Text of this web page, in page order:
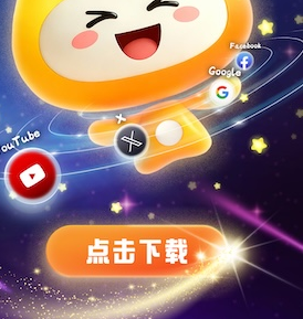
快连加速器
原子加速器
加速器
纵云梯加速器
哇哇加速器
飞兔加速器
速器
hammer加速器
推荐